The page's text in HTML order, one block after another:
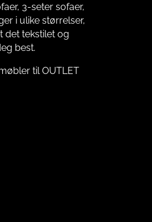
3-seter sofaer,
i ulike størrelser,
det tekstilet og
best.
til OUTLET